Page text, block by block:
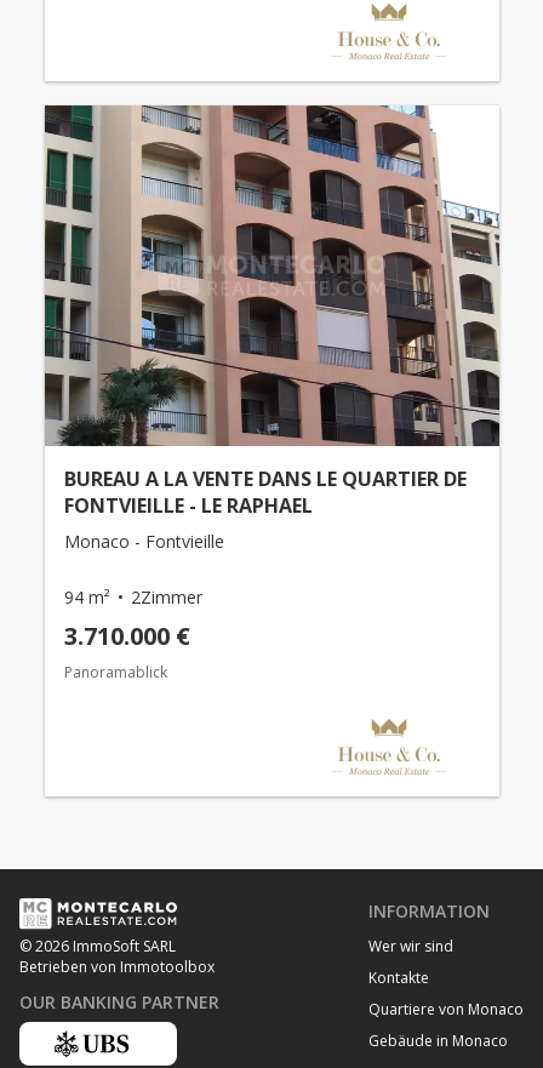
BUREAU A LA VENTE DANS LE QUARTIER DE
FONTVIEILLE - LE RAPHAEL
Monaco - Fontvieille
94 m² 2Zimmer
3.710.000 €
Panoramablick
© 2026 ImmoSoft SARL
Betrieben von Immotoolbox
OUR BANKING PARTNER
INFORMATION
Wer wir sind
Kontakte
Quartiere von Monaco
Gebäude in Monaco